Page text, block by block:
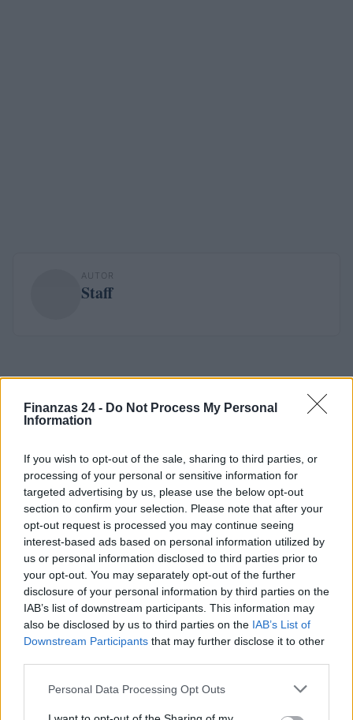
Finanzas 24 - Do Not Process My Personal
Information
If you wish to opt-out of the sale, sharing to third parties, or
processing of your personal or sensitive information for
targeted advertising by us, please use the below opt-out
section to confirm your selection. Please note that after your
opt-out request is processed you may continue seeing
interest-based ads based on personal information utilized by
us or personal information disclosed to third parties prior to
your opt-out. You may separately opt-out of the further
disclosure of your personal information by third parties on the
IAB’s list of downstream participants. This information may
also be disclosed by us to third parties on the IAB’s List of
Downstream Participants that may further disclose it to other
Please note that this website/app uses one or more Google
Personal Data Processing Opt Outs
AUTOR
Staff
Sigue leyendo